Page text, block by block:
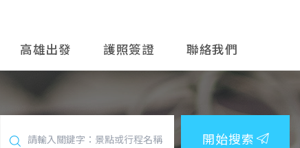
高雄出發 護照簽證 聯絡我們
開始搜索